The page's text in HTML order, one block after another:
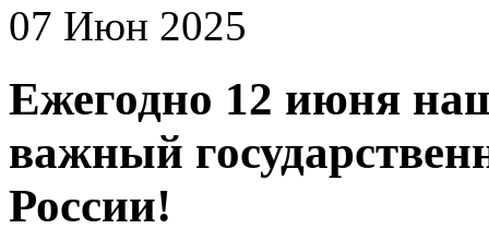
07 Июн 2025
Ежегодно 12 июня
важный
России!